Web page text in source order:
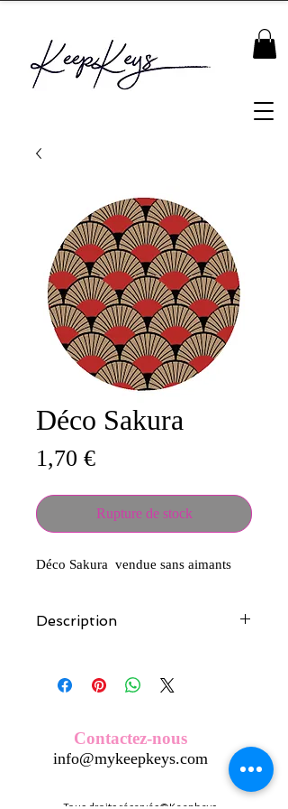
Déco Sakura
1,70 €Prix
Rupture de stock
Déco Sakura vendue sans aimants
Description
créés et fabriqués par nos soins.
Nos écussons se composent d'une
haute qualité et d'une pellicule plastique
transparente qui protège du frottement
et de l'eau, et assure ainsi une longivité
Contactez-nous
info@mykeepkeys.com